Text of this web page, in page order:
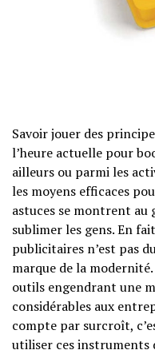
Savoir jouer des
l’heure actuelle pour
ailleurs ou parmi les
les moyens efficaces
astuces se montrent au
sublimer les gens. En
publicitaires n’est pas
marque de la
outils engendrant une
considérables aux
compte par surcroît,
utiliser ces instruments